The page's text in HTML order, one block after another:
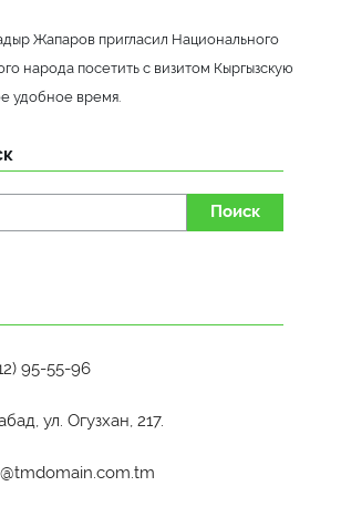
Жапаров пригласил Национального
народа посетить с визитом Кыргызскую
удобное время.
Поиск
95-55-96
ул. Огузхан, 217.